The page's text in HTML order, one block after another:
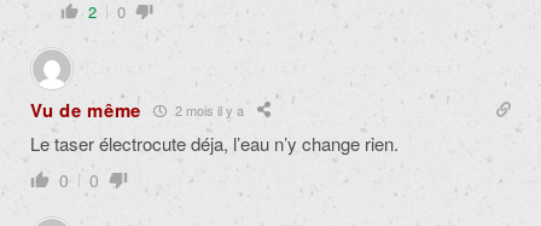
2 0
Vu de même 2 mois il y a
Le taser électrocute déja, l’eau n’y change rien.
0 0